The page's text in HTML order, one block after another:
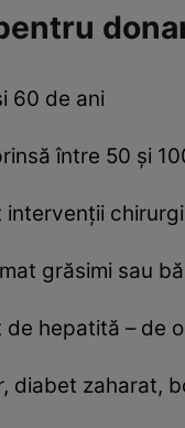
60 de ani
între 50 şi
intervenţii
grăsimi sau
hepatită – de
diabet zaharat,